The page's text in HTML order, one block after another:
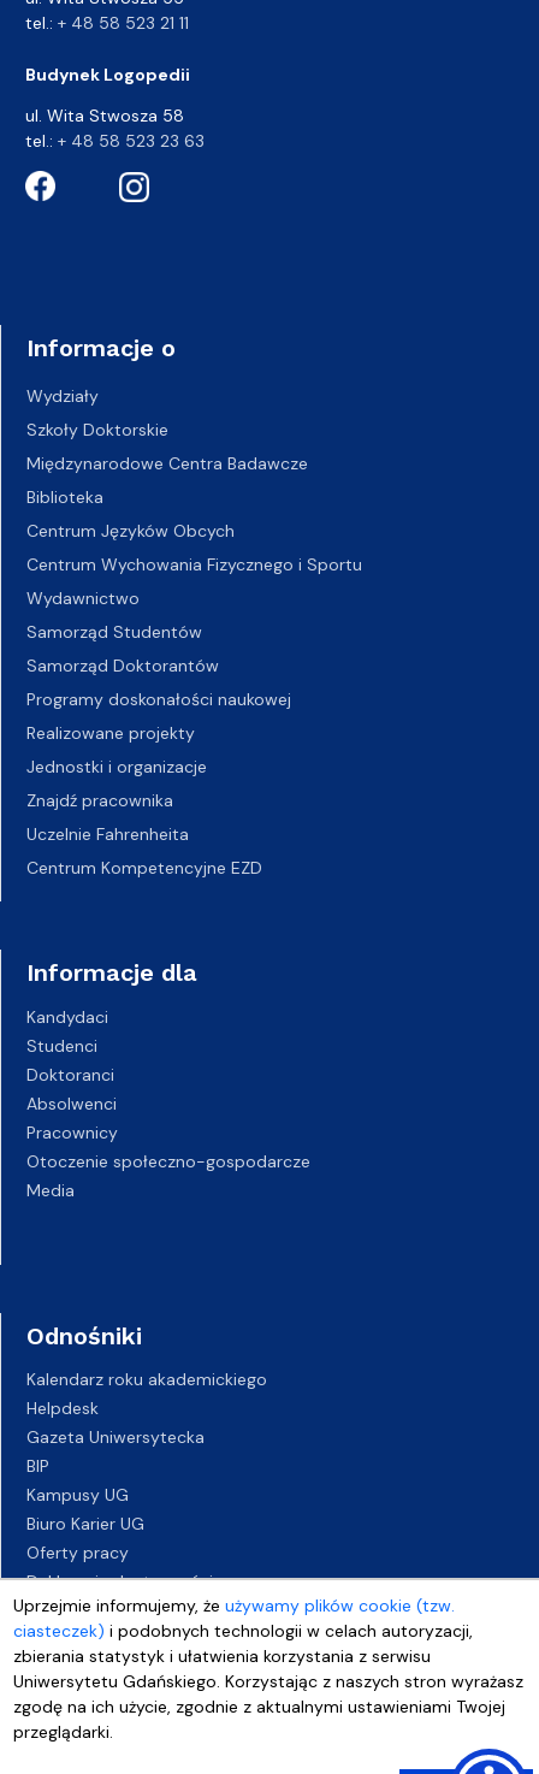
Uprzejmie informujemy, żeużywamy plików cookie (tzw.
ciasteczek) i podobnych technologii w celach autoryzacji,
zbierania statystyk i ułatwienia korzystania z serwisu
Uniwersytetu Gdańskiego. Korzystając z naszych stron wyrażasz
zgodę na ich użycie, zgodnie z aktualnymi ustawieniami Twojej
przeglądarki.
tel.: + 48 58 523 21 11
Budynek Logopedii
ul. Wita Stwosza 58
tel.: + 48 58 523 23 63
Informacje o
Wydziały
Szkoły Doktorskie
Międzynarodowe Centra Badawcze
Biblioteka
Centrum Języków Obcych
Centrum Wychowania Fizycznego i Sportu
Wydawnictwo
Samorząd Studentów
Samorząd Doktorantów
Programy doskonałości naukowej
Realizowane projekty
Jednostki i organizacje
Znajdź pracownika
Uczelnie Fahrenheita
Centrum Kompetencyjne EZD
Informacje dla
Kandydaci
Studenci
Doktoranci
Absolwenci
Pracownicy
Otoczenie społeczno-gospodarcze
Media
Odnośniki
Kalendarz roku akademickiego
Helpdesk
Gazeta Uniwersytecka
BIP
Kampusy UG
Biuro Karier UG
Oferty pracy
Deklaracja dostępności